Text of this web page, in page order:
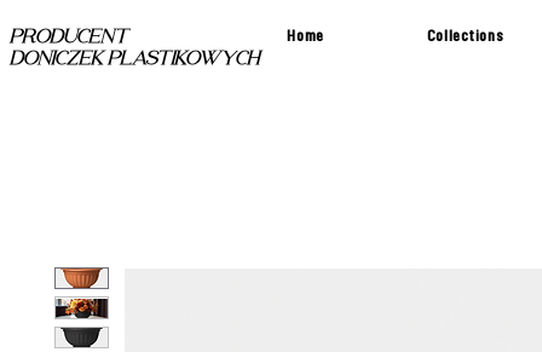
Home Collections
PRODUCENT
DONICZEK PLASTIKOWYCH